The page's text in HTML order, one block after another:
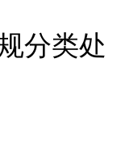
分类处